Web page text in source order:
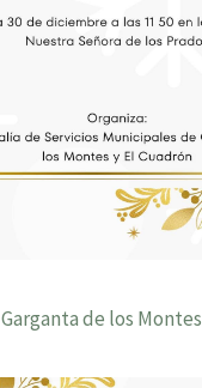
Garganta de los Montes